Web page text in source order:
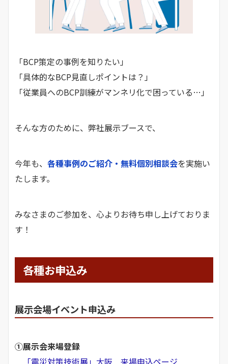
「BCP策定の事例を知りたい」
「具体的なBCP見直しポイントは？」
「従業員へのBCP訓練がマンネリ化で困っている…」
そんな方のために、弊社展示ブースで、
今年も、 各種事例のご紹介・無料個別相談会を実施い
たします。
みなさまのご参加を、心よりお待ち申し上げておりま
す！
各種お申込み
展示会場イベント申込み
①展示会来場登録
「震災対策技術展」大阪 来場申込ページ